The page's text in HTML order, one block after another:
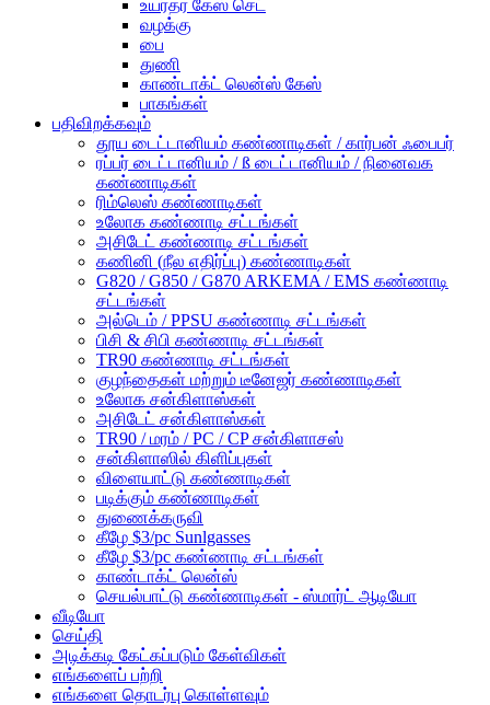
உயர்தர கேஸ் செட்
வழக்கு
பை
துணி
காண்டாக்ட் லென்ஸ் கேஸ்
பாகங்கள்
பதிவிறக்கவும்
தூய டைட்டானியம் கண்ணாடிகள் / கார்பன் ஃபைபர்
ரப்பர் டைட்டானியம் / ß டைட்டானியம் / நினைவக
கண்ணாடிகள்
ரிம்லெஸ் கண்ணாடிகள்
உலோக கண்ணாடி சட்டங்கள்
அசிடேட் கண்ணாடி சட்டங்கள்
கணினி (நீல எதிர்ப்பு) கண்ணாடிகள்
G820 / G850 / G870 ARKEMA / EMS கண்ணாடி
சட்டங்கள்
அல்டெம் / PPSU கண்ணாடி சட்டங்கள்
பிசி & சிபி கண்ணாடி சட்டங்கள்
TR90 கண்ணாடி சட்டங்கள்
குழந்தைகள் மற்றும் டீனேஜர் கண்ணாடிகள்
உலோக சன்கிளாஸ்கள்
அசிடேட் சன்கிளாஸ்கள்
TR90 / மரம் / PC / CP சன்கிளாசஸ்
சன்கிளாஸில் கிளிப்புகள்
விளையாட்டு கண்ணாடிகள்
படிக்கும் கண்ணாடிகள்
துணைக்கருவி
கீழே $3/pc Sunlgasses
கீழே $3/pc கண்ணாடி சட்டங்கள்
காண்டாக்ட் லென்ஸ்
செயல்பாட்டு கண்ணாடிகள் - ஸ்மார்ட் ஆடியோ
வீடியோ
செய்தி
அடிக்கடி கேட்கப்படும் கேள்விகள்
எங்களைப் பற்றி
எங்களை தொடர்பு கொள்ளவும்